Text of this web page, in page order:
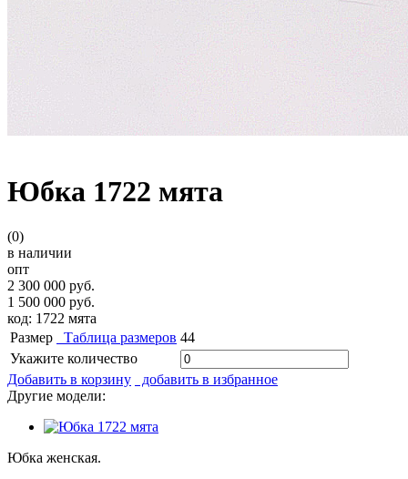
Юбка 1722 мята
(0)
в наличии
опт
2 300 000 руб.
1 500 000 руб.
код: 1722 мята
Размер
Таблица размеров 44
Укажите количество
Добавить в корзину
добавить в избранное
Другие модели:
Юбка женская.